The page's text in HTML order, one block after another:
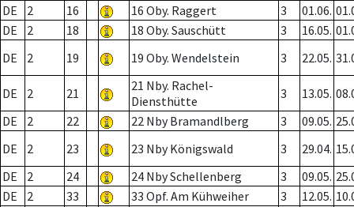
DE
2 16 16 Oby. Raggert 3 01.06.
DE
2 18 18 Oby. Sauschütt 3 16.05.
DE
2 19 19 Oby. Wendelstein 3 22.05.
DE 2 21
21 Nby. Rachel-
Diensthütte
3 13.05.
DE
2 22 22 Nby Bramandlberg 3 09.05.
DE
2 23 23 Nby Königswald 3 29.04.
DE
2 24 24 Nby Schellenberg 3 09.05.
DE
2 33 33 Opf. Am Kühweiher 3 12.05.